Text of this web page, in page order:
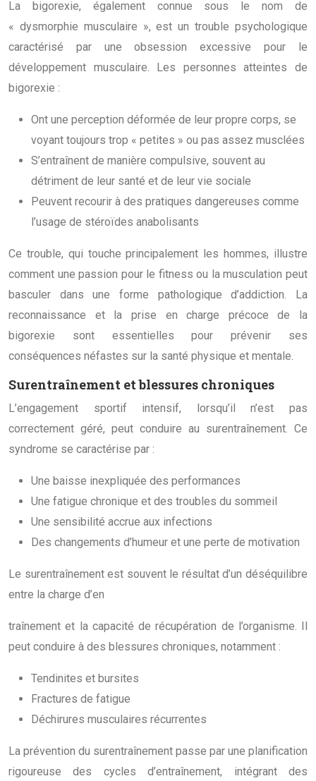
La bigorexie, également connue sous le nom de
« dysmorphie musculaire », est un trouble psychologique
caractérisé par une obsession excessive pour le
développement musculaire. Les personnes atteintes de
bigorexie :
Ont une perception déformée de leur propre corps, se
voyant toujours trop « petites » ou pas assez musclées
S’entraînent de manière compulsive, souvent au
détriment de leur santé et de leur vie sociale
Peuvent recourir à des pratiques dangereuses comme
l’usage de stéroïdes anabolisants
Ce trouble, qui touche principalement les hommes, illustre
comment une passion pour le fitness ou la musculation peut
basculer dans une forme pathologique d’addiction. La
reconnaissance et la prise en charge précoce de la
bigorexie sont essentielles pour prévenir ses
conséquences néfastes sur la santé physique et mentale.
Surentraînement et blessures chroniques
L’engagement sportif intensif, lorsqu’il n’est pas
correctement géré, peut conduire au surentraînement. Ce
syndrome se caractérise par :
Une baisse inexpliquée des performances
Une fatigue chronique et des troubles du sommeil
Une sensibilité accrue aux infections
Des changements d’humeur et une perte de motivation
Le surentraînement est souvent le résultat d’un déséquilibre
entre la charge d’en
traînement et la capacité de récupération de l’organisme. Il
peut conduire à des blessures chroniques, notamment :
Tendinites et bursites
Fractures de fatigue
Déchirures musculaires récurrentes
La prévention du surentraînement passe par une planification
rigoureuse des cycles d’entraînement, intégrant des